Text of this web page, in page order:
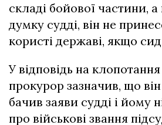
складі бойової частини,
думку судді, він не
користі державі, якщо
У відповідь на
прокурор зазначив, що
бачив заяви судді і йому
про військові звання